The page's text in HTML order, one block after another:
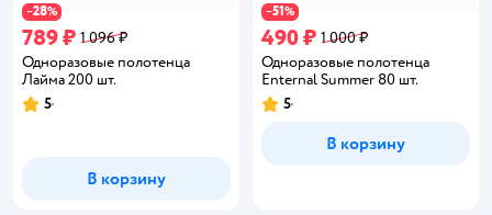
−28%
789 ₽ 1 096 ₽
Одноразовые полотенца
Лайма 200 шт.
Рейтинг:
5
В корзину
−51%
490 ₽ 1 000 ₽
Одноразовые полотенца
Enternal Summer 80 шт.
Рейтинг:
5
В корзину